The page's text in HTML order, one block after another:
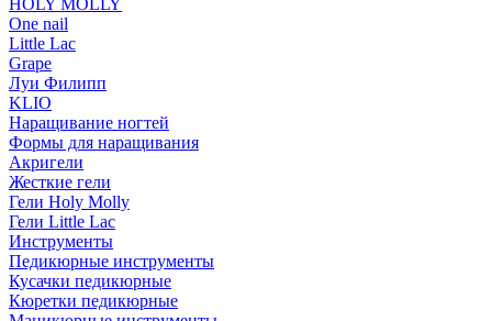
HOLY MOLLY
One nail
Little Lac
Grape
Луи Филипп
KLIO
Наращивание ногтей
Формы для наращивания
Акригели
Жесткие гели
Гели Holy Molly
Гели Little Lac
Инструменты
Педикюрные инструменты
Кусачки педикюрные
Кюретки педикюрные